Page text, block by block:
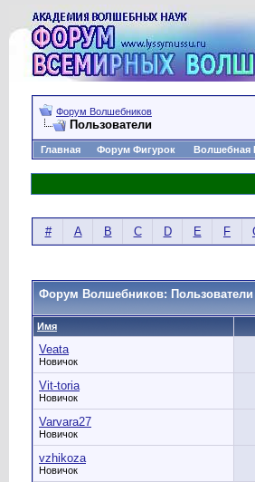
Форум Волшебников
Пользователи
Главная Форум Фигурок Волшебная
# A B C D E F
Форум Волшебников: Пользователи
Имя
Veata
Новичок
Vit-toria
Новичок
Varvara27
Новичок
vzhikoza
Новичок